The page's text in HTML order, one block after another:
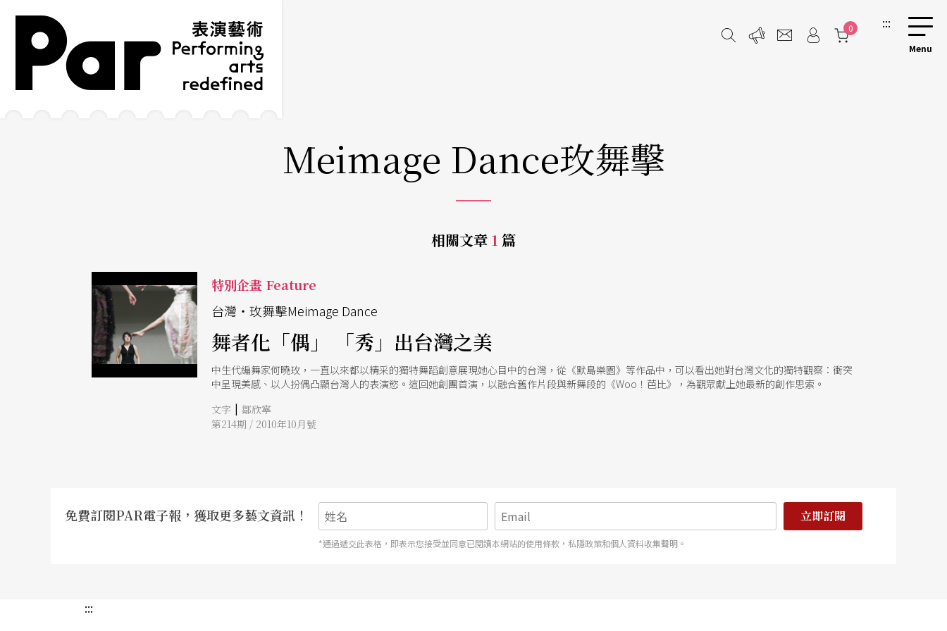
跳到主要內容區塊
網站導覽
0 :::
Meimage Dance玫舞擊
相關文章 1 篇
特別企畫 Feature
台灣・玫舞擊Meimage Dance
舞者化「偶」 「秀」出台灣之美
中生代編舞家何曉玫，一直以來都以精采的獨特舞蹈創意展現她心目中的台灣，從《默島樂園》等作品中，可以看出她對台灣文化的獨特觀察：衝突
中呈現美感、以人扮偶凸顯台灣人的表演慾。這回她創團首演，以融合舊作片段與新舞段的《Woo！芭比》，為觀眾獻上她最新的創作思索。
文字 | 鄒欣寧
第214期 / 2010年10月號
免費訂閱PAR電子報，獲取更多藝文資訊！ 立即訂閱
*通過遞交此表格，即表示您接受並同意已閱讀本網站的使用條款，私隱政策和個人資料收集聲明。
:::